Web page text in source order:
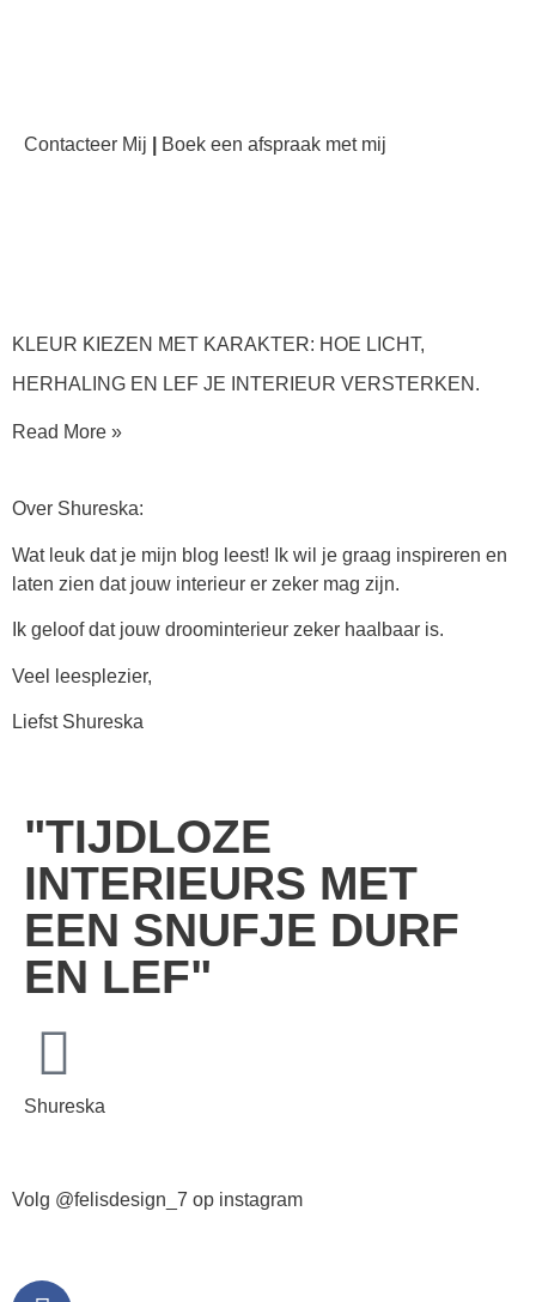
Contacteer Mij Boek een afspraak met mij
KLEUR KIEZEN MET KARAKTER: HOE LICHT,
HERHALING EN LEF JE INTERIEUR VERSTERKEN.
Read More »
Over Shureska:
Wat leuk dat je mijn blog leest! Ik wil je graag inspireren en
laten zien dat jouw interieur er zeker mag zijn.
Ik geloof dat jouw droominterieur zeker haalbaar is.
Veel leesplezier,
Liefst Shureska
"TIJDLOZE
INTERIEURS MET
EEN SNUFJE DURF
EN LEF"
Shureska
Volg @felisdesign_7 op instagram